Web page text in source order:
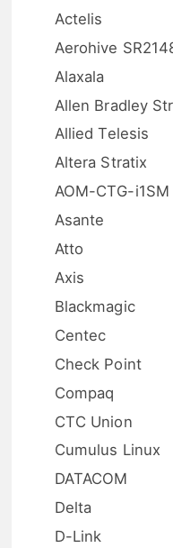
Actelis
Aerohive
Alaxala
Allen Bradley
Allied Telesis
Altera Stratix
AOM-CTG-i1SM
Asante
Atto
Axis
Blackmagic
Centec
Check Point
Compaq
CTC Union
Cumulus Linux
DATACOM
Delta
D-Link